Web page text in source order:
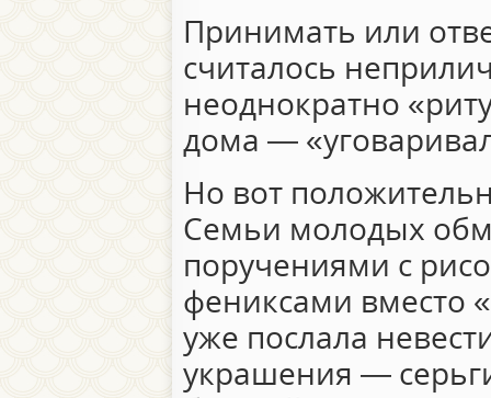
Принимать или
считалось
неоднократно
дома —
Но вот
Семьи молодых
поручениями с
фениксами вместо
уже послала
украшения —